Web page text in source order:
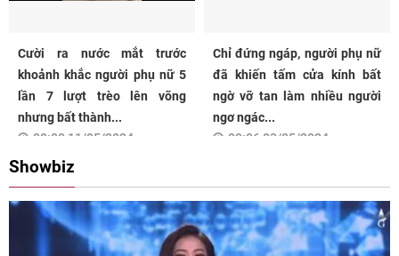
Cười ra nước mắt trước
khoảnh khắc người phụ nữ 5
lần 7 lượt trèo lên võng
nhưng bất thành...
08:00 11/05/2024
Chỉ đứng ngáp, người phụ nữ
đã khiến tấm cửa kính bất
ngờ vỡ tan làm nhiều người
ngơ ngác...
09:06 03/05/2024
Showbiz